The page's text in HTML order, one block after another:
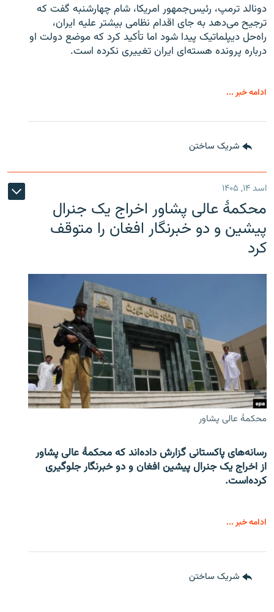
دونالد ترمپ، رئیس‌جمهور امریکا، شام چهارشنبه گفت که
ترجیح می‌دهد به جای اقدام نظامی بیشتر علیه ایران،
راه‌حل دیپلماتیک پیدا شود اما تأکید کرد که موضع دولت او
درباره پرونده هسته‌ای ایران تغییری نکرده است.
ادامه خبر ...
شریک ساختن
اسد ۱۴, ۱۴۰۵
محکمۀ عالی پشاور اخراج یک جنرال
پیشین و دو خبرنگار افغان را متوقف
کرد
محکمۀ عالی پشاور
رسانه‌های پاکستانی گزارش داده‌اند که محکمۀ عالی پشاور
از اخراج یک جنرال پیشین افغان و دو خبرنگار جلوگیری
کرده‌است.
ادامه خبر ...
شریک ساختن